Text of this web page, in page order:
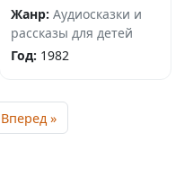
Жанр: Аудиосказки и
рассказы для детей
Год: 1982
Вперед »